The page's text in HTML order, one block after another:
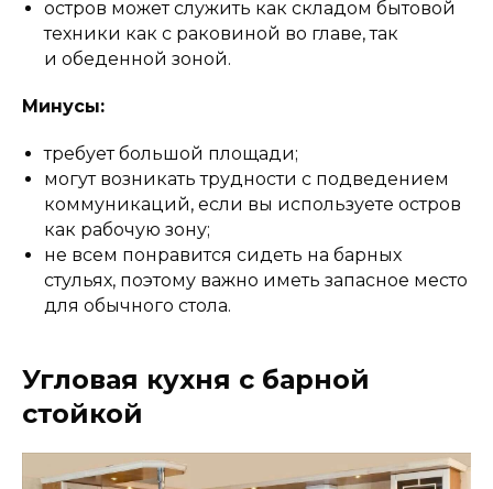
остров может служить как складом бытовой
техники как с раковиной во главе, так
и обеденной зоной.
Минусы:
требует большой площади;
могут возникать трудности с подведением
коммуникаций, если вы используете остров
как рабочую зону;
не всем понравится сидеть на барных
стульях, поэтому важно иметь запасное место
для обычного стола.
Угловая кухня с барной
стойкой